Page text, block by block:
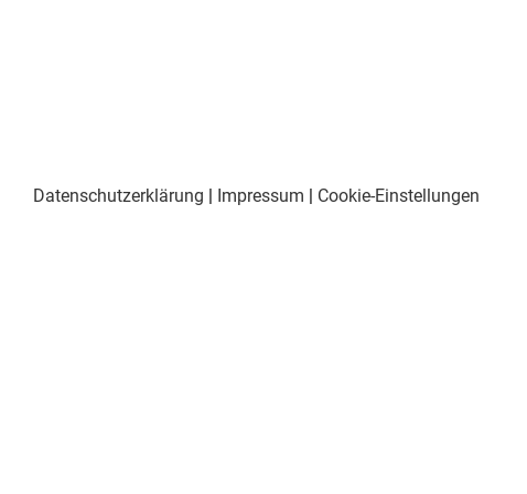
Datenschutzerklärung | Impressum | Cookie-Einstellungen